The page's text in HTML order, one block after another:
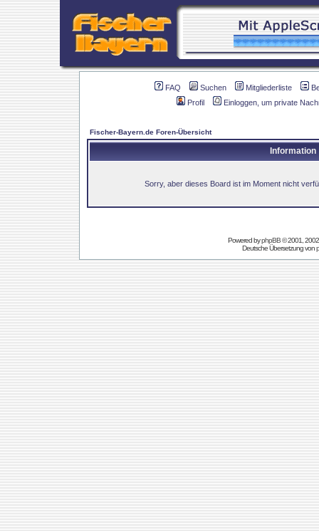
FAQ Suchen Mitgliederliste
Profil
Einloggen, um private
Fischer-Bayern.de Foren-Übersicht
Information
Sorry, aber dieses Board ist im Moment nicht
Powered byphpBB© 2001,
Deutsche Übersetzung von